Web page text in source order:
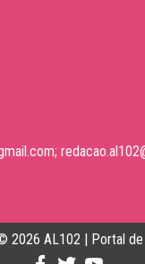
2026 AL102 | Portal de